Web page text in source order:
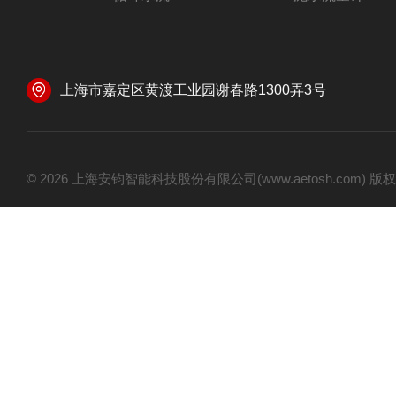
上海市嘉定区黄渡工业园谢春路1300弄3号
© 2026 上海安钧智能科技股份有限公司(www.aetosh.com)